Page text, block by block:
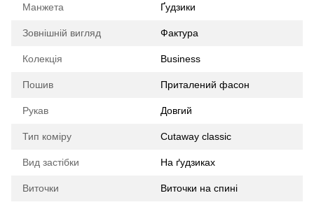
Манжета Ґудзики
Зовнішній вигляд Фактура
Колекція Business
Пошив Приталений фасон
Рукав Довгий
Тип коміру Cutaway classic
Вид застібки На ґудзиках
Виточки Виточки на спині